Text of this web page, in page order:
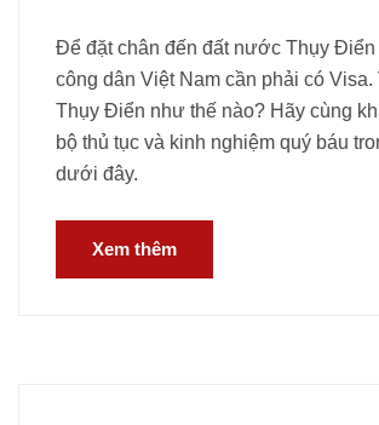
Để đặt chân đến đất nước Thụy Điển
công dân Việt Nam cần phải có Visa.
Thụy Điển như thế nào? Hãy cùng
bộ thủ tục và kinh nghiệm quý báu
dưới đây.
Xem thêm